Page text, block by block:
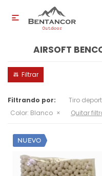

AIRSOFT
Filtrando por: Tiro
Color: Blanco Quitar